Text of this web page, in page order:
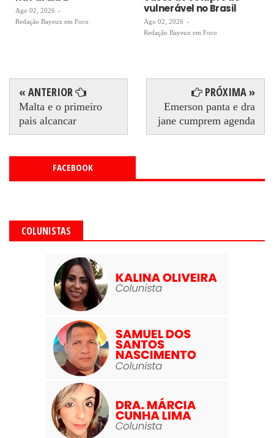
Ago 02, 2026 -
Redação Bayeux em Foco
vulnerável no Brasil
Ago 02, 2026 -
Redação Bayeux em Foco
« ANTERIOR
Malta e o primeiro
pais alcancar
PRÓXIMA »
Emerson panta e dra
jane cumprem agenda
FACEBOOK
COLUNISTAS